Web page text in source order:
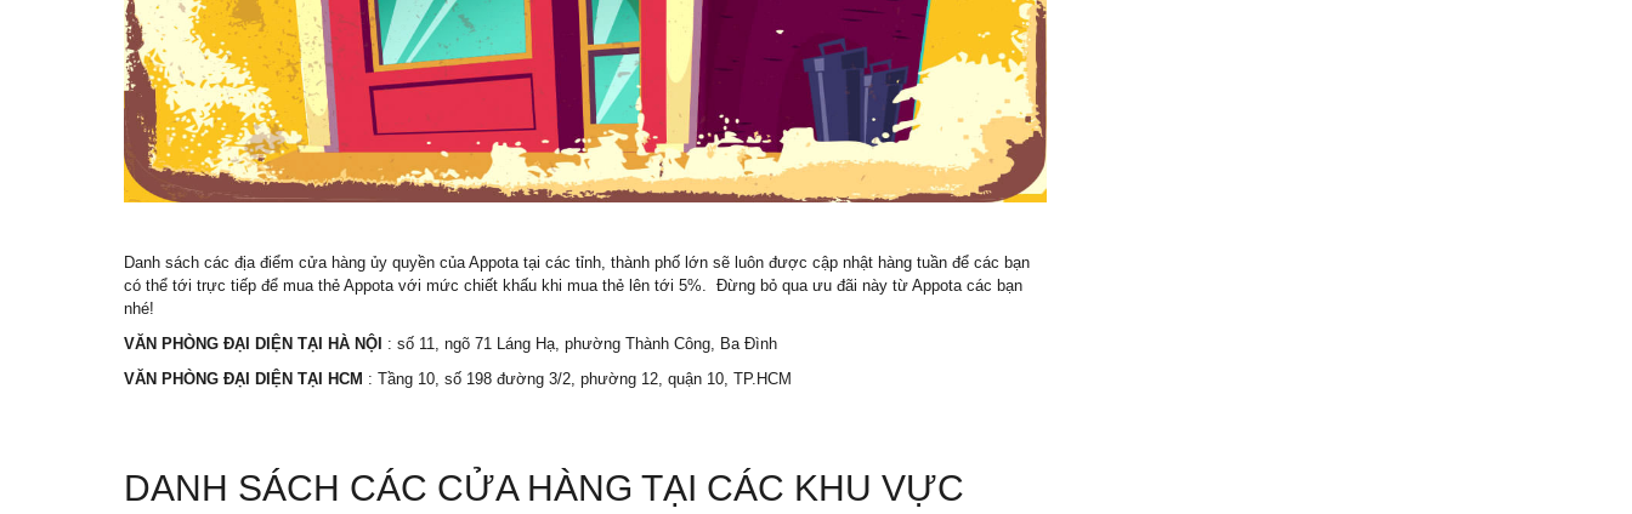
Danh sách các địa điểm cửa hàng ủy quyền của Appota tại các tỉnh, thành phố lớn sẽ luôn được cập nhật hàng tuần để các bạn
có thể tới trực tiếp để mua thẻ Appota với mức chiết khấu khi mua thẻ lên tới 5%. Đừng bỏ qua ưu đãi này từ Appota các bạn
nhé!
VĂN PHÒNG ĐẠI DIỆN TẠI HÀ NỘI : số 11, ngõ 71 Láng Hạ, phường Thành Công, Ba Đình
VĂN PHÒNG ĐẠI DIỆN TẠI HCM : Tầng 10, số 198 đường 3/2, phường 12, quận 10, TP.HCM
DANH SÁCH CÁC CỬA HÀNG TẠI CÁC KHU VỰC